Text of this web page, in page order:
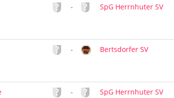
- SpG Herrnhuter SV
- Bertsdorfer SV
- SpG Herrnhuter SV